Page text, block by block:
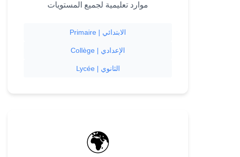
موارد تعليمية لجميع المستويات
Primaire | الابتدائي
Collège | الإعدادي
Lycée | الثانوي
🌍